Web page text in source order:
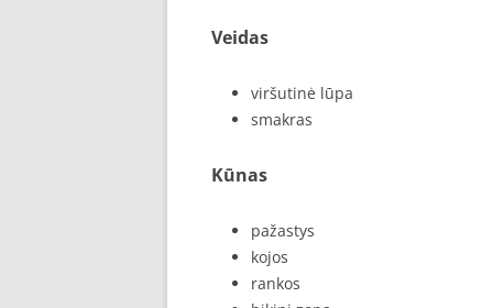
Veidas
viršutinė lūpa
smakras
Kūnas
pažastys
kojos
rankos